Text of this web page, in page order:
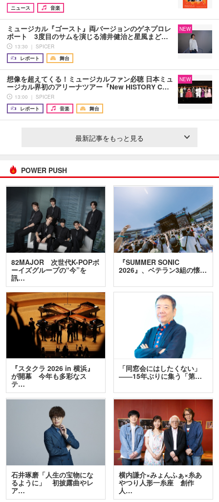
ニュース
音楽
ミュージカル『ゴースト』両バージョンのゲネプロレ
ポート 3度目のサムを演じる浦井健治と星風まど…
13:30 ｜ SPICER
レポート
舞台
NEW
想像を超えてくる！ミュージカルファン必聴 日本ミュ
ージカル界初のアリーナツアー『New HISTORY C…
13:00 ｜ SPICER
レポート
音楽 舞台
NEW
最新記事をもっと見る
POWER PUSH
82MAJOR 次世代K-POPボ
ーイズグループの“今”を
訊…
『SUMMER SONIC
2026』、ベテラン3組の懐…
『スタクラ 2026 in 横浜』
が開幕 今年も多彩なス
テ…
「同窓会にはしたくない」
――15年ぶりに集う「第…
石井琢磨「人生の宝物にな
るように」 初披露曲やレ
ア…
横内謙介×みょんふぁ×糸あ
やつり人形一糸座 創作
人…